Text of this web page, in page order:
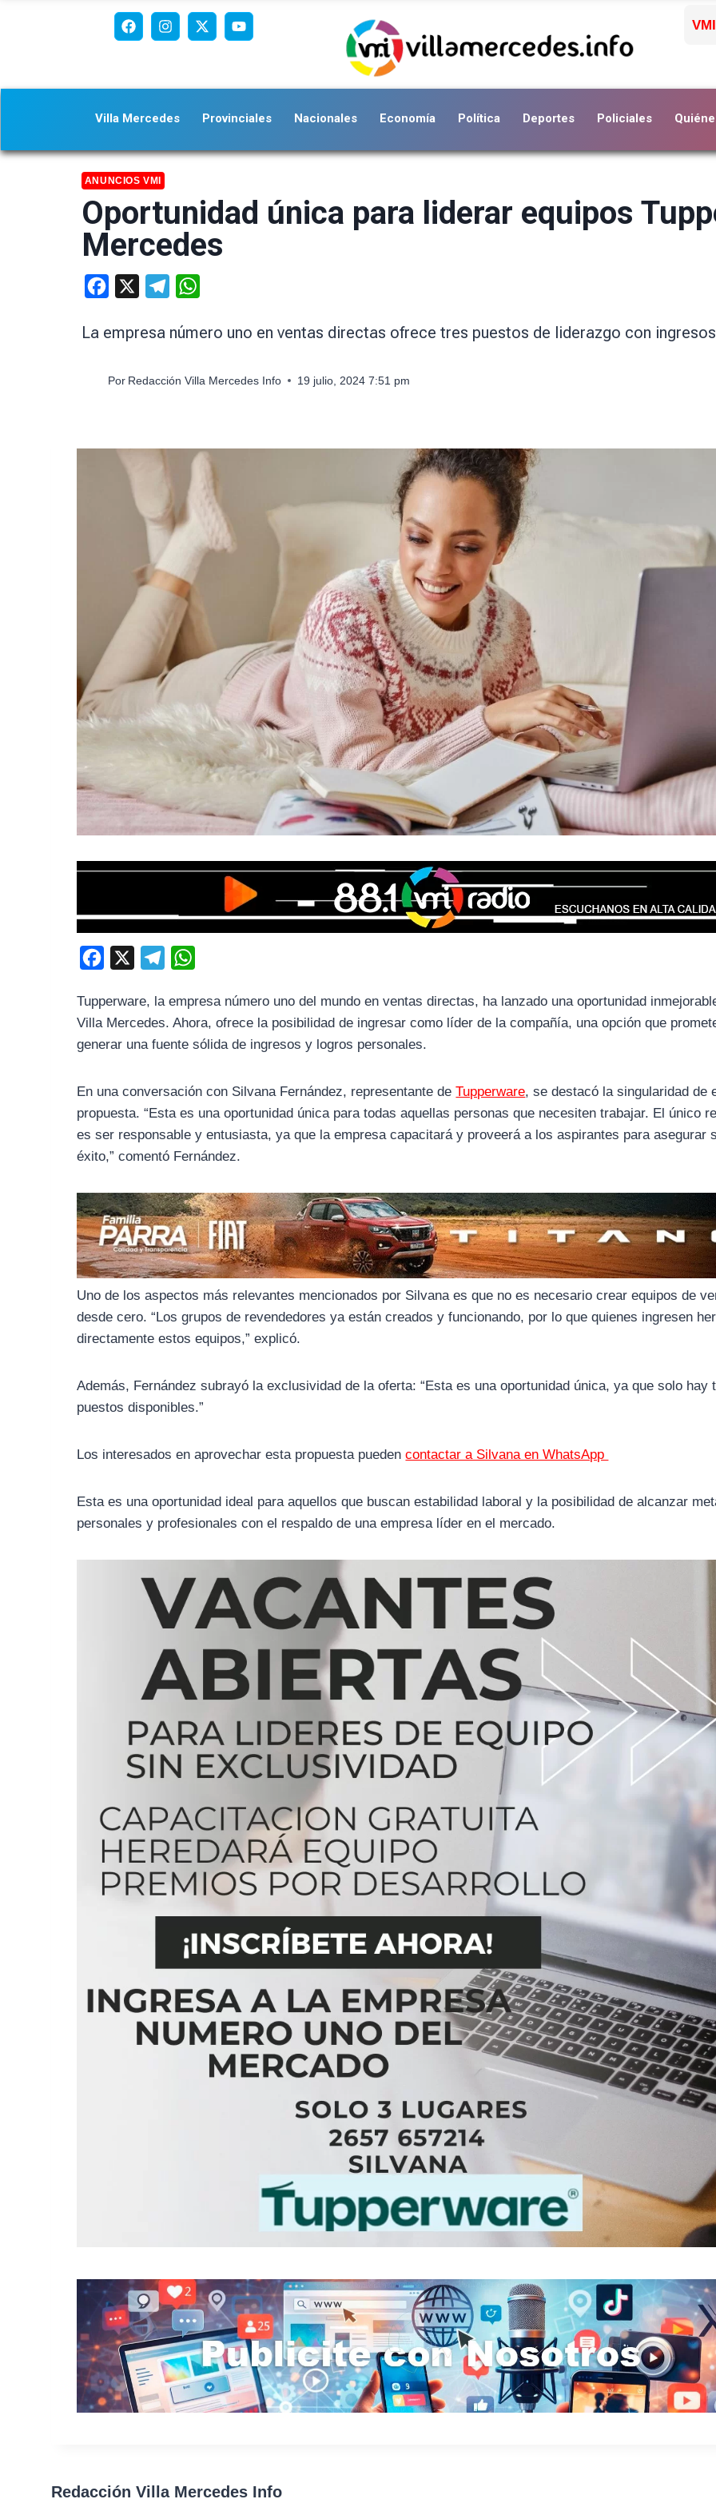
Villa Mercedes Provinciales Nacionales Economía Política Deportes Policiales
ANUNCIOS VMI
Oportunidad única para liderar equipos
Mercedes
Facebook Telegram
La empresa número uno en ventas directas ofrece tres puestos de liderazgo con
Por Redacción Villa Mercedes Info 19 julio, 2024 7:51 pm
c
e
b
l
e
g
a
t
s
Tupperware, la empresa número uno del mundo en ventas directas, ha lanzado una oportunidad
Villa Mercedes. Ahora, ofrece la posibilidad de ingresar como líder de la compañía, una opción que
generar una fuente sólida de ingresos y logros personales.
En una conversación con Silvana Fernández, representante deTupperware, se destacó la singularidad de
propuesta. “Esta es una oportunidad única para todas aquellas personas que necesiten trabajar. El único
es ser responsable y entusiasta, ya que la empresa capacitará y proveerá a los aspirantes para asegurar
éxito,” comentó Fernández.
Uno de los aspectos más relevantes mencionados por Silvana es que no es necesario crear equipos de
desde cero. “Los grupos de revendedores ya están creados y funcionando, por lo que quienes ingresen
directamente estos equipos,” explicó.
Además, Fernández subrayó la exclusividad de la oferta: “Esta es una oportunidad única, ya que solo hay
puestos disponibles.”
Los interesados en aprovechar esta propuesta puedencontactar a Silvana en WhatsApp
Esta es una oportunidad ideal para aquellos que buscan estabilidad laboral y la posibilidad de alcanzar
personales y profesionales con el respaldo de una empresa líder en el mercado.
Redacción Villa Mercedes Info